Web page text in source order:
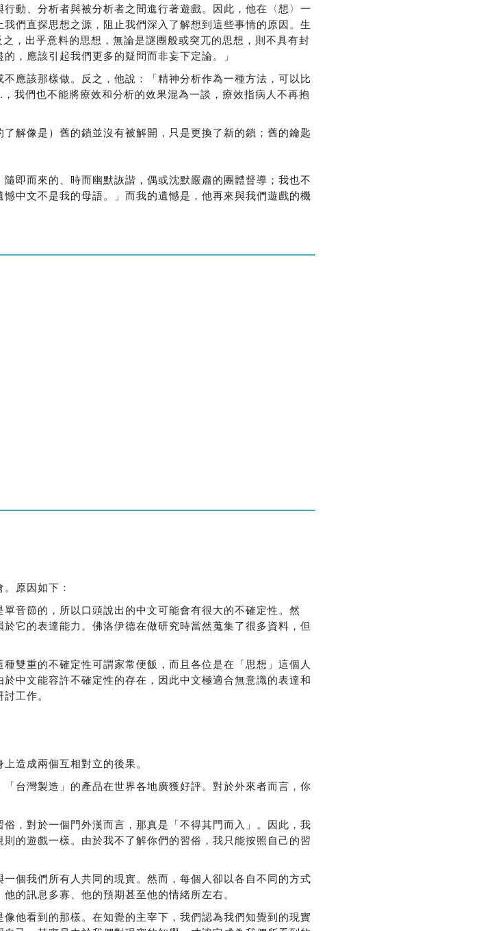
動、分析者與被分析者之間進行著遊戲。因此，他在〈想〉一
們直探思想之源，阻止我們深入了解想到這些事情的原因。生
，出乎意料的思想，無論是謎團般或突兀的思想，則不具有封
，應該引起我們更多的疑問而非妄下定論。」
應該那樣做。反之，他說：「精神分析作為一種方法，可以比
我們也不能將療效和分析的效果混為一談，療效指病人不再抱
解像是）舊的鎖並沒有被解開，只是更換了新的鎖；舊的鑰匙
即而來的、時而幽默詼諧，偶或沈默嚴肅的團體督導；我也不
中文不是我的母語。」而我的遺憾是，他再來與我們遊戲的機
原因如下：
音節的，所以口頭說出的中文可能會有很大的不確定性。然
它的表達能力。佛洛伊德在做研究時當然蒐集了很多資料，但
雙重的不確定性可謂家常便飯，而且各位是在「思想」這個人
中文能容許不確定性的存在，因此中文極適合無意識的表達和
工作。
造成兩個互相對立的後果。
台灣製造」的產品在世界各地廣獲好評。對於外來者而言，你
，對於一個門外漢而言，那真是「不得其門而入」。因此，我
的遊戲一樣。由於我不了解你們的習俗，我只能按照自己的習
個我們所有人共同的現實。然而，每個人卻以各自不同的方式
的訊息多寡、他的預期甚至他的情緒所左右。
他看到的那樣。在知覺的主宰下，我們認為我們知覺到的現實